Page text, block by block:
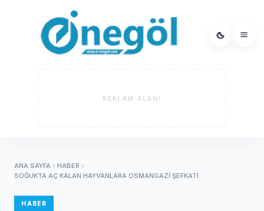
REKLAM ALANI
ANA SAYFA
HABER
SOĞUKTA AÇ KALAN HAYVANLARA OSMANGAZI ŞEFKATI
HABER